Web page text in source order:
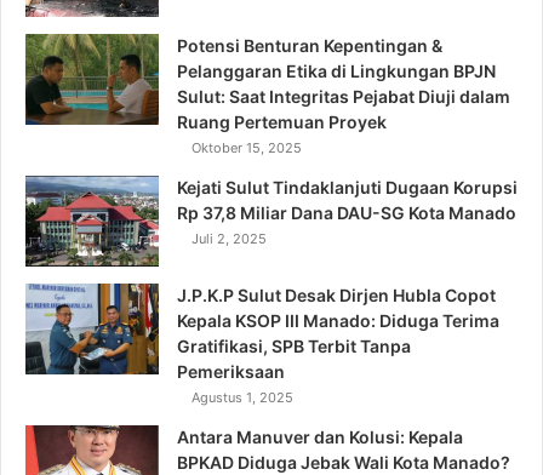
Potensi Benturan Kepentingan &
Pelanggaran Etika di Lingkungan BPJN
Sulut: Saat Integritas Pejabat Diuji dalam
Ruang Pertemuan Proyek
Oktober 15, 2025
Kejati Sulut Tindaklanjuti Dugaan Korupsi
Rp 37,8 Miliar Dana DAU-SG Kota Manado
Juli 2, 2025
J.P.K.P Sulut Desak Dirjen Hubla Copot
Kepala KSOP III Manado: Diduga Terima
Gratifikasi, SPB Terbit Tanpa
Pemeriksaan
Agustus 1, 2025
Antara Manuver dan Kolusi: Kepala
BPKAD Diduga Jebak Wali Kota Manado?